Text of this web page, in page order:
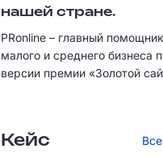
нашей стране.
PRonline – главный помощник
малого и среднего бизнеса
версии премии «Золотой
Кейс Все